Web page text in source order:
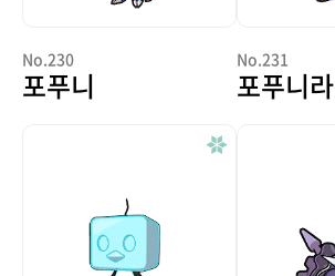
No.230
포푸니
No.231
포푸니라